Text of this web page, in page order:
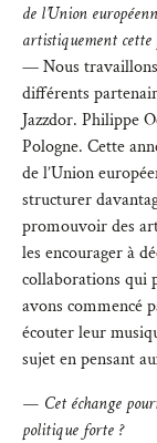
de l’Union
artistiquement cette
— Nous
différents
Jazzdor. Philippe
Pologne. Cette
de l’Union
structurer
promouvoir des
les encourager à
collaborations qui
avons commencé
écouter leur
sujet en pensant
— Cet échange
politique forte ?